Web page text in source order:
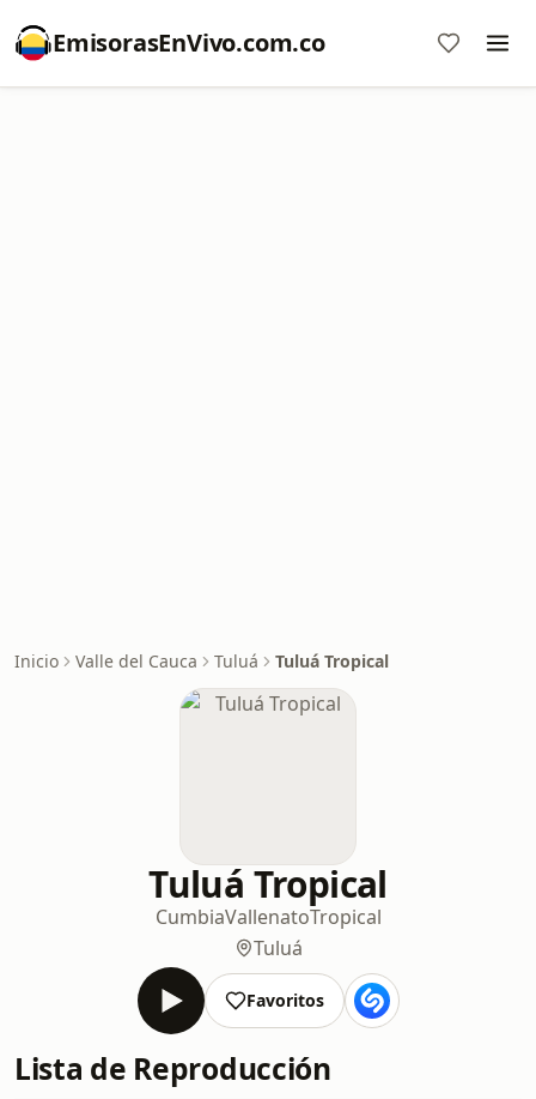
EmisorasEnVivo.com.co
Inicio Valle del Cauca Tuluá Tuluá Tropical
Tuluá Tropical
CumbiaVallenatoTropical
Tuluá
Favoritos
Lista de Reproducción